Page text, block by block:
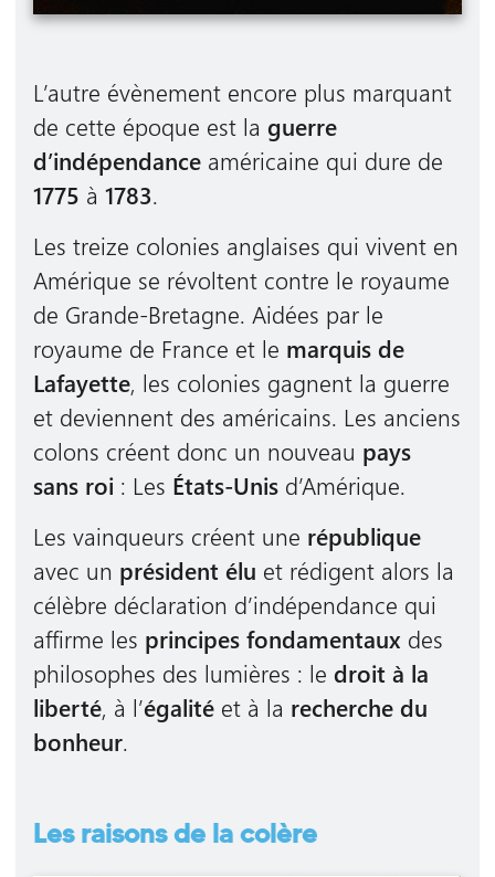
L’autre évènement encore plus marquant
de cette époque est la guerre
d’indépendance américaine qui dure de
1775 à 1783.
Les treize colonies anglaises qui vivent en
Amérique se révoltent contre le royaume
de Grande-Bretagne. Aidées par le
royaume de France et le marquis de
Lafayette, les colonies gagnent la guerre
et deviennent des américains. Les anciens
colons créent donc un nouveau pays
sans roi : Les États-Unis d’Amérique.
Les vainqueurs créent une république
avec un président élu et rédigent alors la
célèbre déclaration d’indépendance qui
affirme les principes fondamentaux des
philosophes des lumières : le droit à la
liberté, à l’égalité et à la recherche du
bonheur.
Les raisons de la colère